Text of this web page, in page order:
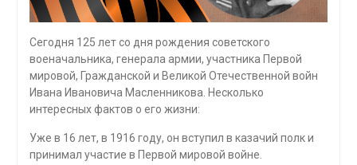
Сегодня 125 лет со дня рождения советского
военачальника, генерала армии, участника Первой
мировой, Гражданской и Великой Отечественной войн
Ивана Ивановича Масленникова. Несколько
интересных фактов о его жизни:
Уже в 16 лет, в 1916 году, он вступил в казачий полк и
принимал участие в Первой мировой войне.